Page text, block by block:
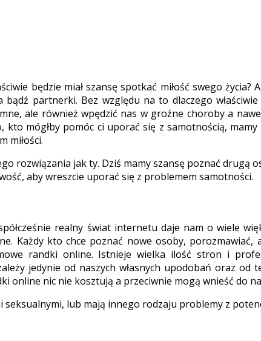
będzie miał szansę spotkać miłość swego
partnerki. Bez względu na to dlaczego
ale również wpędzić nas w groźne choroby a
mógłby pomóc ci uporać się z samotnością,
miłości.
rozwiązania jak ty. Dziś mamy szansę poznać drugą
aby wreszcie uporać się z problemem samotności.
realny świat internetu daje nam o wiele
Każdy kto chce poznać nowe osoby, porozmawiać,
randki online. Istnieje wielka ilość stron i
jedynie od naszych własnych upodobań oraz od
online nic nie kosztują a przeciwnie mogą wnieść do
lub mają innego rodzaju problemy z